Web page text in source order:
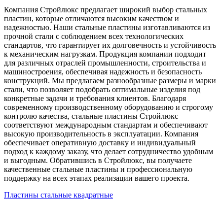
Компания Стройлюкс предлагает широкий выбор стальных
пластин, которые отличаются высоким качеством и
надежностью. Наши стальные пластины изготавливаются из
прочной стали с соблюдением всех технологических
стандартов, что гарантирует их долговечность и устойчивость
к механическим нагрузкам. Продукция компании подходит
для различных отраслей промышленности, строительства и
машиностроения, обеспечивая надежность и безопасность
конструкций. Мы предлагаем разнообразные размеры и марки
стали, что позволяет подобрать оптимальные изделия под
конкретные задачи и требования клиентов. Благодаря
современному производственному оборудованию и строгому
контролю качества, стальные пластины Стройлюкс
соответствуют международным стандартам и обеспечивают
высокую производительность в эксплуатации. Компания
обеспечивает оперативную доставку и индивидуальный
подход к каждому заказу, что делает сотрудничество удобным
и выгодным. Обратившись в Стройлюкс, вы получаете
качественные стальные пластины и профессиональную
поддержку на всех этапах реализации вашего проекта.
Пластины стальные квадратные